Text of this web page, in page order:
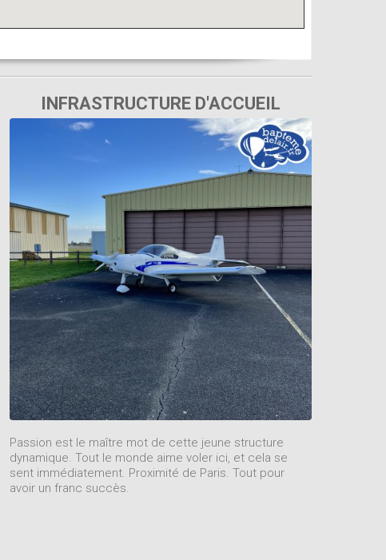
INFRASTRUCTURE D'ACCUEIL
Passion est le maître mot de cette jeune structure
dynamique. Tout le monde aime voler ici, et cela se
sent immédiatement. Proximité de Paris. Tout pour
avoir un franc succès.